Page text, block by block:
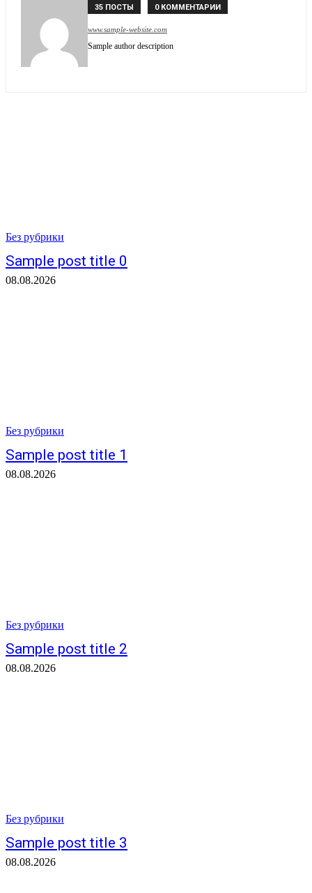
35 ПОСТЫ 0 КОММЕНТАРИИ
www.sample-website.com
Sample author description
Без рубрики
Sample post title 0
08.08.2026
Без рубрики
Sample post title 1
08.08.2026
Без рубрики
Sample post title 2
08.08.2026
Без рубрики
Sample post title 3
08.08.2026